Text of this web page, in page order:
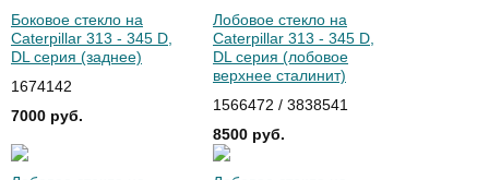
Боковое стекло на
Caterpillar 313 - 345 D,
DL серия (заднее)
1674142
7000 руб.
Лобовое стекло на
Caterpillar 313 - 345 D,
DL серия (лобовое
верхнее сталинит)
1566472 / 3838541
8500 руб.